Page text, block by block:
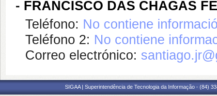
- FRANCISCO DAS CHAGAS
Teléfono: No contiene
Teléfono 2: No contiene
Correo electrónico:
SIGAA | Superintendência de Tecnologia da Informação - (84)